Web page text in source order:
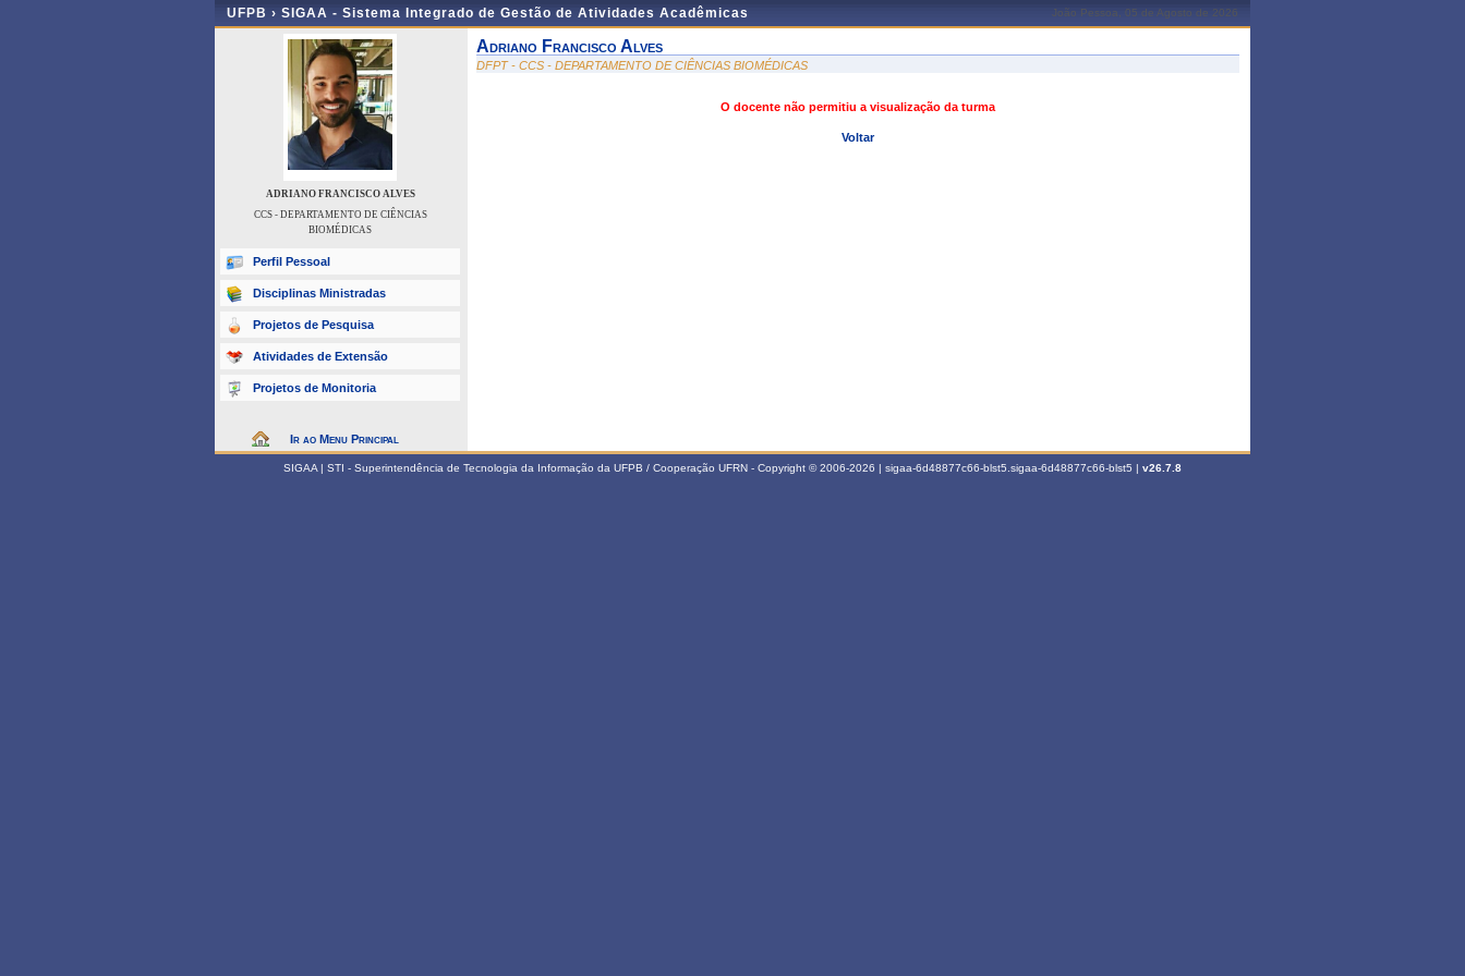
UFPB › SIGAA - Sistema Integrado de Gestão de Atividades Acadêmicas João Pessoa, 05 de Agosto de 2026
ADRIANO FRANCISCO ALVES
CCS - DEPARTAMENTO DE CIÊNCIAS
BIOMÉDICAS
Perfil Pessoal
Disciplinas Ministradas
Projetos de Pesquisa
Atividades de Extensão
Projetos de Monitoria
Ir ao Menu Principal
Adriano Francisco Alves
DFPT - CCS - DEPARTAMENTO DE CIÊNCIAS BIOMÉDICAS
O docente não permitiu a visualização da turma
Voltar
SIGAA | STI - Superintendência de Tecnologia da Informação da UFPB / Cooperação UFRN - Copyright © 2006-2026 | sigaa-6d48877c66-blst5.sigaa-6d48877c66-blst5 | v26.7.8